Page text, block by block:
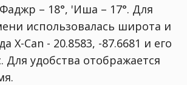
– 18°, 'Иша – 17°. Для
использовалась широта и
X-Can - 20.8583, -87.6681 и его
Для удобства отображается